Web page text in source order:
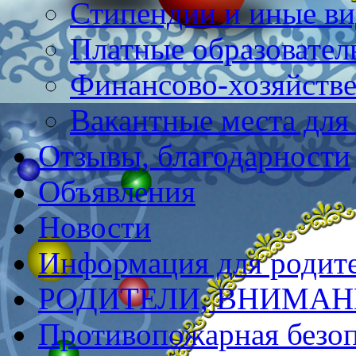
Стипендии и иные
Платные
Финансово-
Вакантные места
Отзывы, благодарности
Объявления
Новости
Информация для
РОДИТЕЛИ,
Противопожарная